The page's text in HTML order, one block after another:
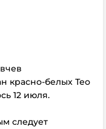
красно-белых Тео
12 июля.
следует